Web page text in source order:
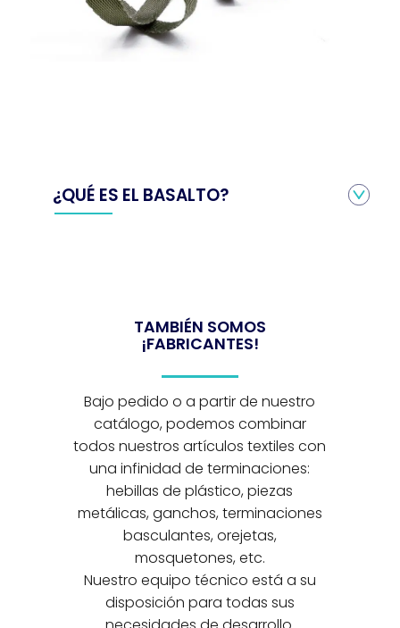
¿QUÉ ES EL BASALTO?
TAMBIÉN SOMOS
¡FABRICANTES!
Bajo pedido o a partir de nuestro
catálogo, podemos combinar
todos nuestros artículos textiles con
una infinidad de terminaciones:
hebillas de plástico, piezas
metálicas, ganchos, terminaciones
basculantes, orejetas,
mosquetones, etc.
Nuestro equipo técnico está a su
disposición para todas sus